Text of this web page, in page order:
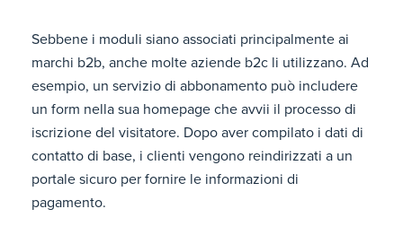
Sebbene i moduli siano associati principalmente ai
marchi b2b, anche molte aziende b2c li utilizzano. Ad
esempio, un servizio di abbonamento può includere
un form nella sua homepage che avvii il processo di
iscrizione del visitatore. Dopo aver compilato i dati di
contatto di base, i clienti vengono reindirizzati a un
portale sicuro per fornire le informazioni di
pagamento.